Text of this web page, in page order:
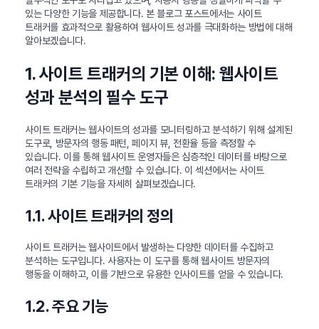
있는 다양한 기능을 제공합니다. 본 블로그 포스트에서는 사이트
트래커를 효과적으로 활용하여 웹사이트 성과를 극대화하는 방법에 대해
알아보겠습니다.
1. 사이트 트래커의 기본 이해: 웹사이트
성과 분석의 필수 도구
사이트 트래커는 웹사이트의 성과를 모니터링하고 분석하기 위해 설계된
도구로, 방문자의 행동 패턴, 페이지 뷰, 전환율 등을 측정할 수
있습니다. 이를 통해 웹사이트 운영자들은 심층적인 데이터를 바탕으로
여러 전략을 수립하고 개선할 수 있습니다. 이 섹션에서는 사이트
트래커의 기본 기능을 자세히 살펴보겠습니다.
1.1. 사이트 트래커의 정의
사이트 트래커는 웹사이트에서 발생하는 다양한 데이터를 수집하고
분석하는 도구입니다. 사용자는 이 도구를 통해 웹사이트 방문자의
행동을 이해하고, 이를 기반으로 유용한 인사이트를 얻을 수 있습니다.
1.2. 주요 기능